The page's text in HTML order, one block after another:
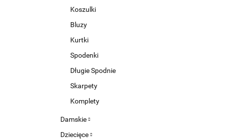
Koszulki
Bluzy
Kurtki
Spodenki
Długie Spodnie
Skarpety
Komplety
Damskie
Dziecięce